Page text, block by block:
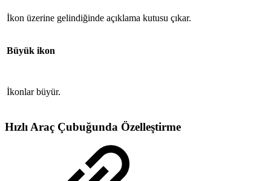
İkon üzerine gelindiğinde açıklama kutusu çıkar.
Büyük ikon
İkonlar büyür.
Hızlı Araç Çubuğunda Özelleştirme